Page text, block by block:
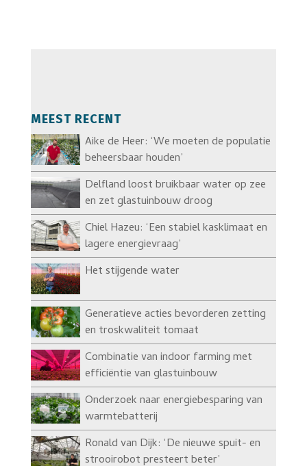
MEEST RECENT
Aike de Heer: ‘We moeten de populatie
beheersbaar houden’
Delfland loost bruikbaar water op zee
en zet glastuinbouw droog
Chiel Hazeu: ‘Een stabiel kasklimaat en
lagere energievraag’
Het stijgende water
Generatieve acties bevorderen zetting
en troskwaliteit tomaat
Combinatie van indoor farming met
efficiëntie van glastuinbouw
Onderzoek naar energiebesparing van
warmtebatterij
Ronald van Dijk: ‘De nieuwe spuit- en
strooirobot presteert beter’